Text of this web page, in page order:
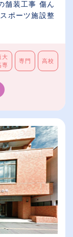
ポーツ施設整
大
専
専門 高校